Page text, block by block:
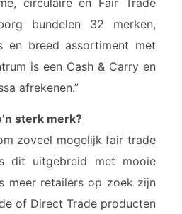
bundelen 32 merken,
en breed assortiment met
is een Cash & Carry en
afrekenen.”
sterk merk?
zoveel mogelijk fair trade
dit uitgebreid met mooie
meer retailers op zoek zijn
of Direct Trade producten